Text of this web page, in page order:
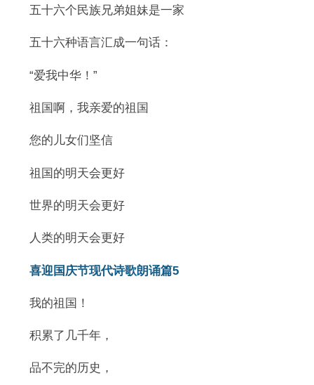
五十六个民族兄弟姐妹是一家
五十六种语言汇成一句话：
“爱我中华！”
祖国啊，我亲爱的祖国
您的儿女们坚信
祖国的明天会更好
世界的明天会更好
人类的明天会更好
喜迎国庆节现代诗歌朗诵篇5
我的祖国！
积累了几千年，
品不完的历史，